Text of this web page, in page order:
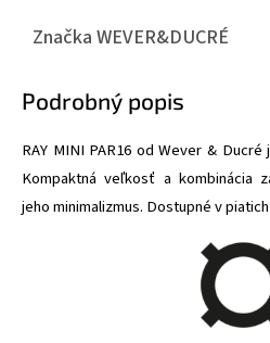
ZnačkaWEVER&DUCRÉ
Podrobný popis
RAY MINI PAR16 od Wever &
Kompaktná veľkosť a kombinácia
jeho minimalizmus. Dostupné v